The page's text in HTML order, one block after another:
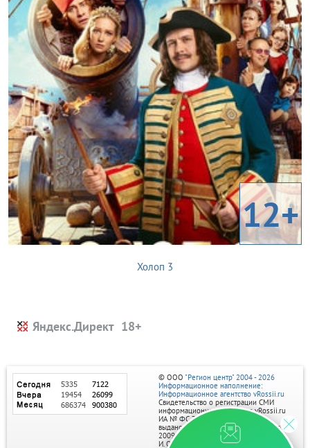
12+
Холоп 3
Яндекс.Директ
© ООО "Регион центр" 2004 - 2026
Информационное наполнение:
Информационное агентство vRossii.ru
Свидетельство о регистрации СМИ
информационного агентства vRossii.ru
ИА № ФС 77‑35502
выдано РОСКОМНАДЗОРом 04 марта
2009г.
И. О. Главного редактора Нарыков А. Н.